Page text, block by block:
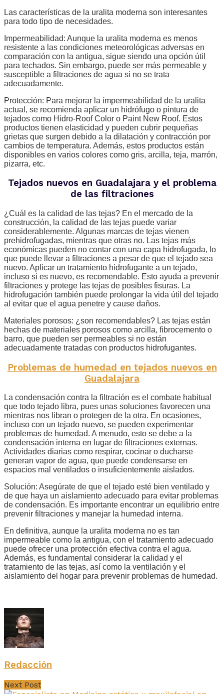
Las características de la uralita moderna son interesantes
para todo tipo de necesidades.
Impermeabilidad: Aunque la uralita moderna es menos
resistente a las condiciones meteorológicas adversas en
comparación con la antigua, sigue siendo una opción útil
para techados. Sin embargo, puede ser más permeable y
susceptible a filtraciones de agua si no se trata
adecuadamente.
Protección: Para mejorar la impermeabilidad de la uralita
actual, se recomienda aplicar un hidrófugo o pintura de
tejados como Hidro-Roof Color o Paint New Roof. Estos
productos tienen elasticidad y pueden cubrir pequeñas
grietas que surgen debido a la dilatación y contracción por
cambios de temperatura. Además, estos productos están
disponibles en varios colores como gris, arcilla, teja, marrón,
pizarra, etc.
Tejados nuevos en Guadalajara y el problema
de las filtraciones
¿Cuál es la calidad de las tejas? En el mercado de la
construcción, la calidad de las tejas puede variar
considerablemente. Algunas marcas de tejas vienen
prehidrofugadas, mientras que otras no. Las tejas más
económicas pueden no contar con una capa hidrofugada, lo
que puede llevar a filtraciones a pesar de que el tejado sea
nuevo. Aplicar un tratamiento hidrofugante a un tejado,
incluso si es nuevo, es recomendable. Esto ayuda a prevenir
filtraciones y protege las tejas de posibles fisuras. La
hidrofugación también puede prolongar la vida útil del tejado
al evitar que el agua penetre y cause daños.
Materiales porosos: ¿son recomendables? Las tejas están
hechas de materiales porosos como arcilla, fibrocemento o
barro, que pueden ser permeables si no están
adecuadamente tratadas con productos hidrofugantes.
Problemas de humedad en tejados nuevos en
Guadalajara
La condensación contra la filtración es el combate habitual
que todo tejado libra, pues unas soluciones favorecen una
mientras nos libran o protegen de la otra. En ocasiones,
incluso con un tejado nuevo, se pueden experimentar
problemas de humedad. A menudo, esto se debe a la
condensación interna en lugar de filtraciones externas.
Actividades diarias como respirar, cocinar o ducharse
generan vapor de agua, que puede condensarse en
espacios mal ventilados o insuficientemente aislados.
Solución: Asegúrate de que el tejado esté bien ventilado y
de que haya un aislamiento adecuado para evitar problemas
de condensación. Es importante encontrar un equilibrio entre
prevenir filtraciones y manejar la humedad interna.
En definitiva, aunque la uralita moderna no es tan
impermeable como la antigua, con el tratamiento adecuado
puede ofrecer una protección efectiva contra el agua.
Además, es fundamental considerar la calidad y el
tratamiento de las tejas, así como la ventilación y el
aislamiento del hogar para prevenir problemas de humedad.
Redacción
Next Post